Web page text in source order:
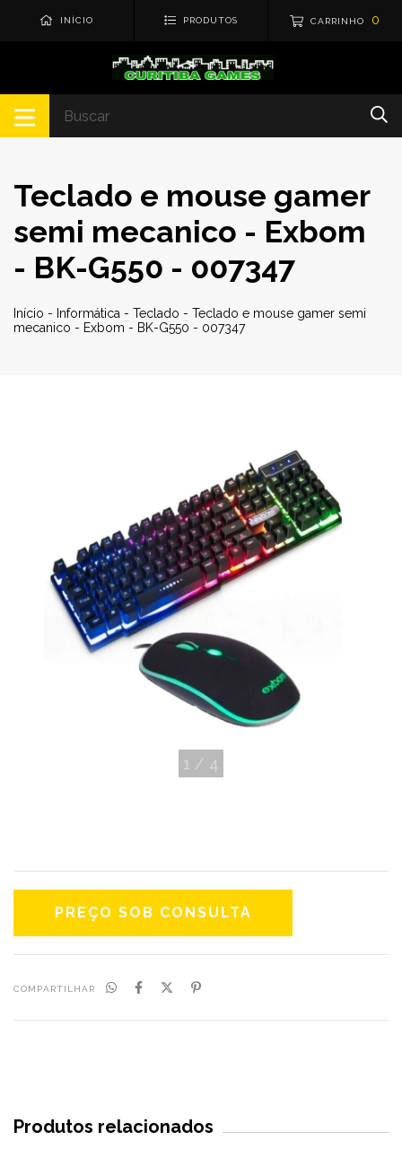
INÍCIO PRODUTOS CARRINHO 0
Teclado e mouse gamer
semi mecanico - Exbom
- BK-G550 - 007347
Início - Informática - Teclado - Teclado e mouse gamer semi
mecanico - Exbom - BK-G550 - 007347
1 / 4
COMPARTILHAR
Produtos relacionados